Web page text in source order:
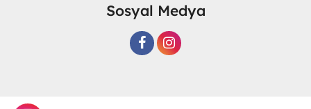
Sosyal Medya